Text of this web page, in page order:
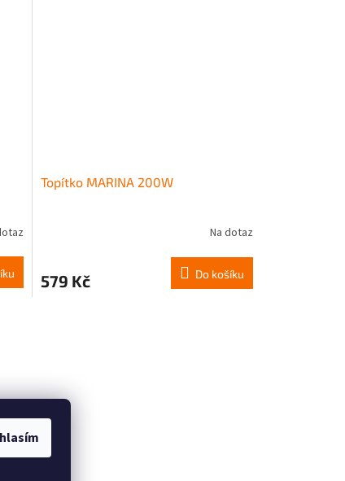
Topítko MARINA 200W
Na dotaz
579 Kč Do košíku